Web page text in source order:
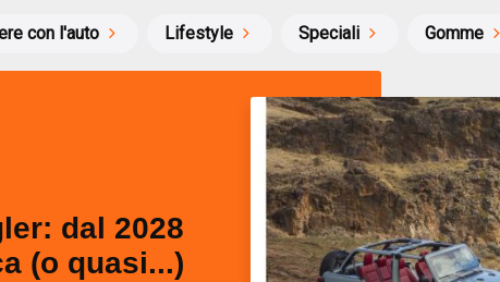
con l'auto Lifestyle Speciali Gomme
dal 2028
(o quasi...)